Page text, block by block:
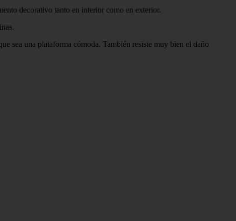
decorativo tanto en interior como en exterior.
sea una plataforma cómoda. También resiste muy bien el daño